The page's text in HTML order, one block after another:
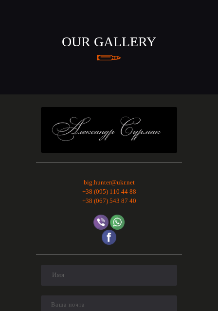
OUR GALLERY
big.hunter@ukr.net
+38 (095) 110 44 88
+38 (067) 543 87 40